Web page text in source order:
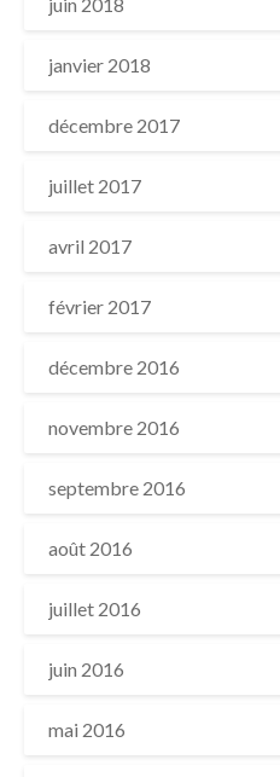
janvier 2018
décembre 2017
juillet 2017
avril 2017
février 2017
décembre 2016
novembre 2016
septembre 2016
août 2016
juillet 2016
juin 2016
mai 2016